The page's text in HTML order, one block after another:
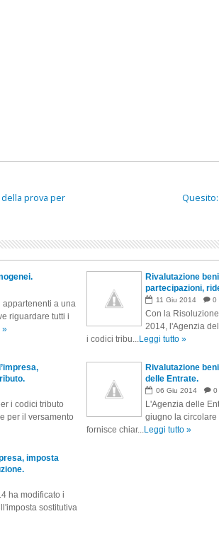
prova per
appartenenti a una
riguardare tutti i
»
Rivalutazione
partecipazioni,
11 Giu 2014 0
Con la
2014, l'Agenzia
i codici tribu...Leggi tutto »
i codici tributo
per il versamento
Rivalutazione
delle Entrate.
06 Giu 2014 0
L'Agenzia delle
giugno la circolare
fornisce chiar...Leggi tutto »
imposta
ha modificato i
sostitutiva